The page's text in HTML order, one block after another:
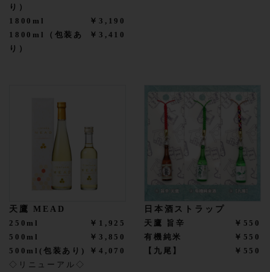
り）
1800ml
￥3,190
1800ml（包装あ
り）
￥3,410
天鷹 MEAD
250ml
￥1,925
500ml
￥3,850
500ml(包装あり)
￥4,070
◇リニューアル◇
日本酒ストラップ
天鷹 旨辛
￥550
有機純米
￥550
【九尾】
￥550